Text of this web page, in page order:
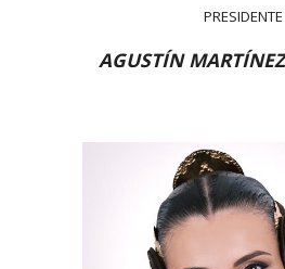
PRESIDENTE
AGUSTÍN